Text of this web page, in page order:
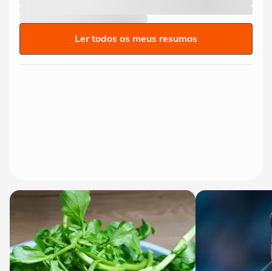
Ler todos os meus resumos